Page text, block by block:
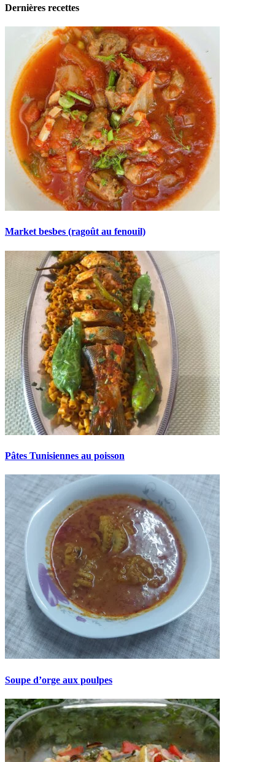
Dernières recettes
Market besbes (ragoût au fenouil)
Pâtes Tunisiennes au poisson
Soupe d’orge aux poulpes